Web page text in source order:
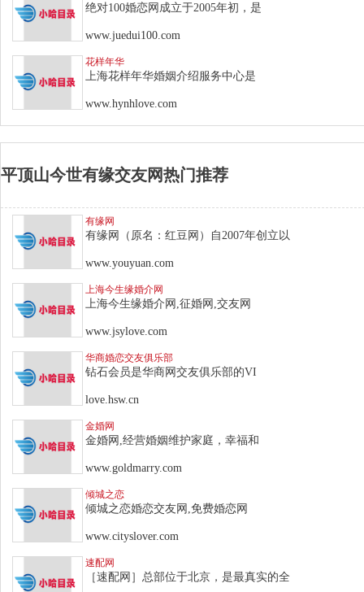
绝对100婚恋网成立于2005年初，是
www.juedui100.com
花样年华
上海花样年华婚姻介绍服务中心是
www.hynhlove.com
平顶山今世有缘交友网热门推荐
有缘网
有缘网（原名：红豆网）自2007年创立以
www.youyuan.com
上海今生缘婚介网
上海今生缘婚介网,征婚网,交友网
www.jsylove.com
华商婚恋交友俱乐部
钻石会员是华商网交友俱乐部的VI
love.hsw.cn
金婚网
金婚网,经营婚姻维护家庭，幸福和
www.goldmarry.com
倾城之恋
倾城之恋婚恋交友网,免费婚恋网
www.cityslover.com
速配网
［速配网］总部位于北京，是最真实的全